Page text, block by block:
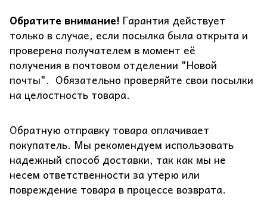
Обратите внимание! Гарантия действует
только в случае, если посылка была открыта и
проверена получателем в момент её
получения в почтовом отделении "Новой
почты". Обязательно проверяйте свои посылки
на целостность товара.
Обратную отправку товара оплачивает
покупатель. Мы рекомендуем использовать
надежный способ доставки, так как мы не
несем ответственности за утерю или
повреждение товара в процессе возврата.